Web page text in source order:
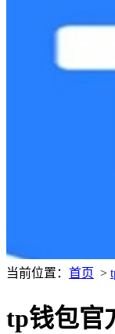
当前位置： 首页 >
tp钱包官